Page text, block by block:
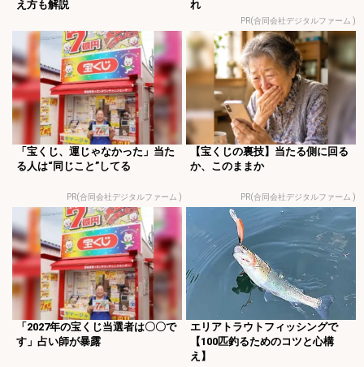
え方も解説 れ
PR(合同会社デジタルファーム )
「宝くじ、運じゃなかった」当た
る人は“同じこと”してる
PR(合同会社デジタルファーム )
【宝くじの裏技】当たる側に回る
か、このままか
PR(合同会社デジタルファーム )
「2027年の宝くじ当選者は〇〇で
す」占い師が暴露
エリアトラウトフィッシングで
【100匹釣るためのコツと心構
え】